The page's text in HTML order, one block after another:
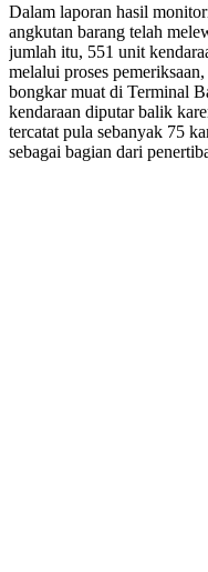
Dalam laporan hasil
angkutan barang telah
jumlah itu, 551 unit
melalui proses
bongkar muat di Terminal
kendaraan diputar balik
tercatat pula sebanyak 75
sebagai bagian dari